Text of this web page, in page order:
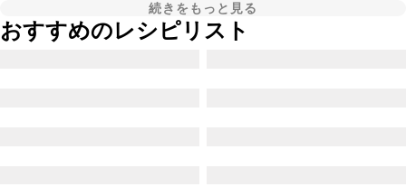
続きをもっと見る
おすすめのレシピリスト